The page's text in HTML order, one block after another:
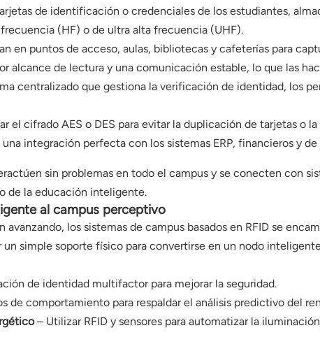
de identificación o credenciales de los estudiantes,
(HF) o de ultra alta frecuencia (UHF).
en puntos de acceso, aulas, bibliotecas y cafeterías para
alcance de lectura y una comunicación estable, lo que las
centralizado que gestiona la verificación de identidad, los
el cifrado AES o DES para evitar la duplicación de tarjetas o
integración perfecta con los sistemas ERP, financieros y
sin problemas en todo el campus y se conecten con
de la educación inteligente.
al campus perceptivo
los sistemas de campus basados ​​en RFID se
simple soporte físico para convertirse en un nodo
de identidad multifactor para mejorar la seguridad.
de comportamiento para respaldar el análisis predictivo del
– Utilizar RFID y sensores para automatizar la